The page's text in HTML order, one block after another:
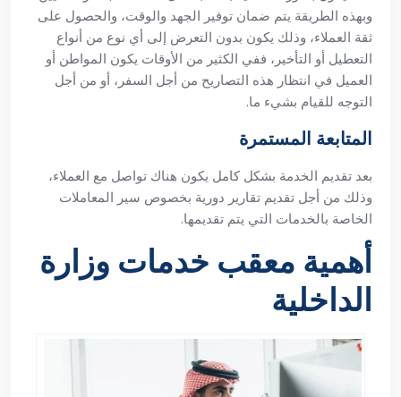
وبهذه الطريقة يتم ضمان توفير الجهد والوقت، والحصول على
ثقة العملاء، وذلك يكون بدون التعرض إلى أي نوع من أنواع
التعطيل أو التأخير، ففي الكثير من الأوقات يكون المواطن أو
العميل في انتظار هذه التصاريح من أجل السفر، أو من أجل
التوجه للقيام بشيء ما.
المتابعة المستمرة
بعد تقديم الخدمة بشكل كامل يكون هناك تواصل مع العملاء،
وذلك من أجل تقديم تقارير دورية بخصوص سير المعاملات
الخاصة بالخدمات التي يتم تقديمها.
أهمية معقب خدمات وزارة
الداخلية